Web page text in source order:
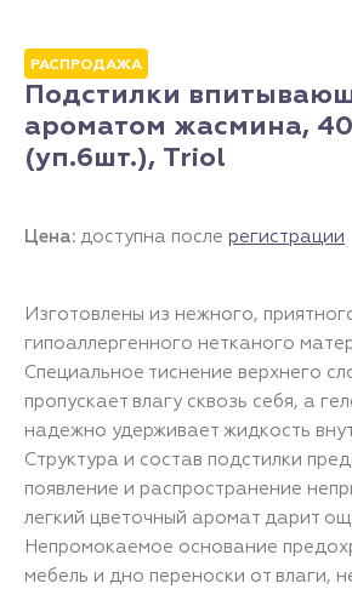
РАСПРОДАЖА
Подстилки
ароматом жасмина,
(уп.6шт.), Triol
Цена: доступна после регистрации
Изготовлены из нежного,
гипоаллергенного нетканого
Специальное тиснение верхнего
пропускает влагу сквозь себя, а
надежно удерживает жидкость
Структура и состав подстилки
появление и распространение
легкий цветочный аромат дарит
Непромокаемое основание
мебель и дно переноски от влаги,